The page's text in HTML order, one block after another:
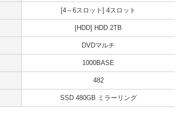
[4～6スロット] 4スロット
[HDD] HDD 2TB
DVDマルチ
1000BASE
482
SSD 480GB ミラーリング